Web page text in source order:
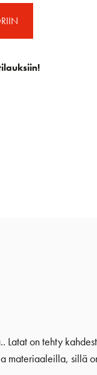
on tehty
materiaaleilla, sillä